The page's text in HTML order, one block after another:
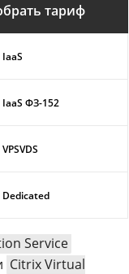
тариф
IaaS
IaaS ФЗ-152
VPSVDS
Dedicated
Service
Citrix Virtual